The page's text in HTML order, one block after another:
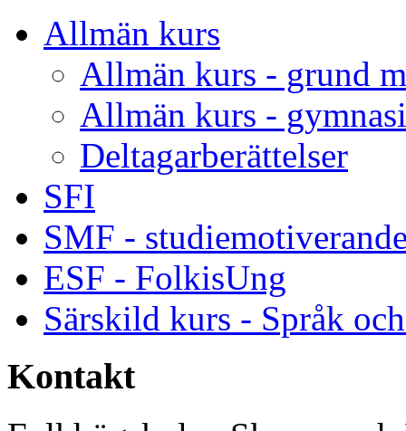
Allmän kurs
Allmän kurs - grund
Allmän kurs -
Deltagarberättelser
SFI
SMF -
ESF - FolkisUng
Särskild kurs - Språk
Kontakt